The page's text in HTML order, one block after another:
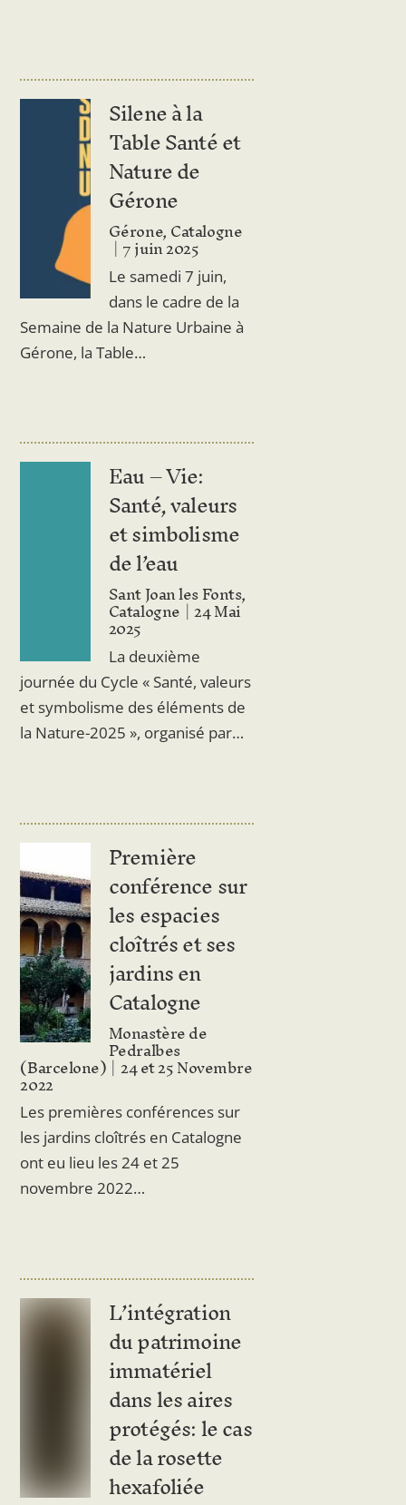
Silene à la
Table Santé et
Nature de
Gérone
Gérone, Catalogne
7 juin 2025
Le samedi 7 juin,
dans le cadre de la
Semaine de la Nature Urbaine à
Gérone, la Table…
Eau – Vie:
Santé, valeurs
et simbolisme
de l’eau
Sant Joan les Fonts,
Catalogne 24 Mai
2025
La deuxième
journée du Cycle « Santé, valeurs
et symbolisme des éléments de
la Nature-2025 », organisé par…
Première
conférence sur
les espacies
cloîtrés et ses
jardins en
Catalogne
Monastère de
Pedralbes
(Barcelone) 24 et 25 Novembre
2022
Les premières conférences sur
les jardins cloîtrés en Catalogne
ont eu lieu les 24 et 25
novembre 2022…
L’intégration
du patrimoine
immatériel
dans les aires
protégés: le cas
de la rosette
hexafoliée